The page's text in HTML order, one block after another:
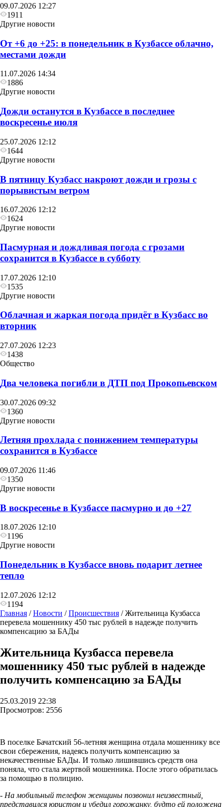
09.07.2026 12:27
1911
Другие новости
От +6 до +25: в понедельник в Кузбассе облачно,
местами дожди
11.07.2026 14:34
1886
Другие новости
Дожди останутся в Кузбассе в последнее
воскресенье июля
25.07.2026 12:12
1644
Другие новости
В пятницу Кузбасс накроют дожди и грозы с
порывистым ветром
16.07.2026 12:12
1624
Другие новости
Пасмурная и дождливая погода с грозами
сохранится в Кузбассе в субботу
17.07.2026 12:10
1535
Другие новости
Облачная и жаркая погода придёт в Кузбасс во
вторник
27.07.2026 12:23
1438
Общество
Два человека погибли в ДТП под Прокопьевском
30.07.2026 09:32
1360
Другие новости
Летняя прохлада с понижением температуры
сохранится в Кузбассе
09.07.2026 11:46
1350
Другие новости
В воскресенье в Кузбассе пасмурно и до +27
18.07.2026 12:10
1196
Другие новости
Понедельник в Кузбассе вновь подарит летнее
тепло
12.07.2026 12:12
1194
Главная /Новости /Происшествия /Жительница Кузбасса
перевела мошеннику 450 тыс рублей в надежде получить
компенсацию за БАДы
Жительница Кузбасса перевела
мошеннику 450 тыс рублей в надежде
получить компенсацию за БАДы
25.03.2019 22:38
Просмотров: 2556
В поселке Бачатский 56-летняя женщина отдала мошеннику все
свои сбережения, надеясь получить компенсацию за
некачественные БАДы. И только лишившись средств она
поняла, что стала жертвой мошенника. После этого обратилась
за помощью в полицию.
- На мобильный телефон женщины позвонил неизвестный,
представился юристом и убедил горожанку, будто ей положена